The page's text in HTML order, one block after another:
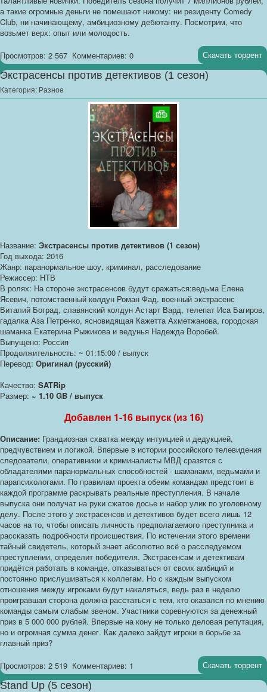
а такие огромные деньги не помешают никому: ни резиденту Comedy
Club, ни начинающему, амбициозному дебютанту. Посмотрим, что
возьмет верх: опыт или молодость.
Просмотров: 2 567 Комментариев: 0 Скачать торрент
Экстрасенсы против детективов (1 сезон)
Категория: Разное
Название: Экстрасенсы против детективов (1 сезон)
Год выхода: 2016
Жанр: паранормальное шоу, криминал, расследование
Режиссер: НТВ
В ролях: На стороне экстрасенсов будут сражаться:ведьма Елена
Ясевич, потомственный колдун Роман Фад, военный экстрасенс
Виталий Боград, славянский колдун Астарт Вард, телепат Иса Багиров,
гадалка Аза Петренко, ясновидящая Кажетта Ахметжанова, городская
шаманка Екатерина Рыжикова и ведунья Надежда Воробей.
Выпущено: Россия
Продолжительность: ~ 01:15:00 / выпуск
Перевод: Оригинал (русский)
Качество: SATRip
Размер: ~ 1.10 GB / выпуск
Добавлен 1-16 выпуск (из 16)
Описание: Грандиозная схватка между интуицией и дедукцией,
предчувствием и логикой. Впервые в истории российского телевидения
следователи, оперативники и криминалисты МВД сразятся с
обладателями паранормальных способностей - шаманами, ведьмами и
парапсихологами. По правилам проекта обеим командам предстоит в
каждой программе раскрывать реальные преступления. В начале
выпуска они получат на руки сжатое досье и набор улик по уголовному
делу. После этого у экстрасенсов и детективов будет всего лишь 12
часов на то, чтобы описать личность предполагаемого преступника и
рассказать подробности происшествия. По истечении этого времени
тайный свидетель, который знает абсолютно всё о расследуемом
преступлении, определит победителя. Экстрасенсам и детективам
придётся работать в команде, отказываться от своих амбиций и
постоянно прислушиваться к коллегам. Но с каждым выпуском
отношения между игроками будут накаляться, ведь раз в неделю
проигравшая сторона должна расстаться с тем, кто оказался по мнению
команды самым слабым звеном. Участники соревнуются за денежный
приз в 5 000 000 рублей. Впервые на кону не только деловая репутация,
но и огромная сумма денег. Как далеко зайдут игроки в борьбе за
главный приз?
Просмотров: 2 519 Комментариев: 1 Скачать торрент
Stand Up (5 сезон)